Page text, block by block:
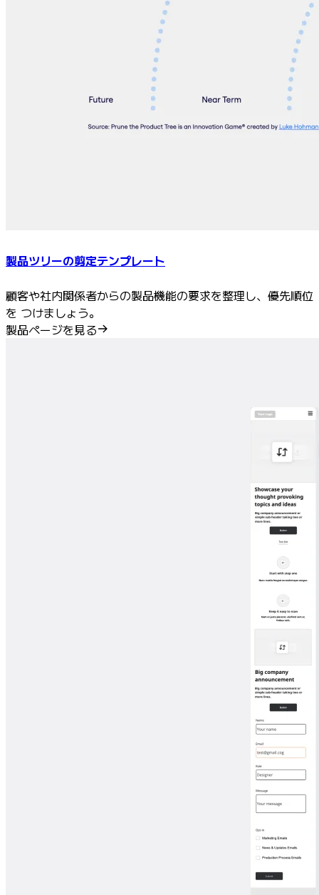
製品ツリーの剪定テンプレート
顧客や社内関係者からの製品機能の要求を整理し、優先順位
を つけましょう。
製品ページを見る